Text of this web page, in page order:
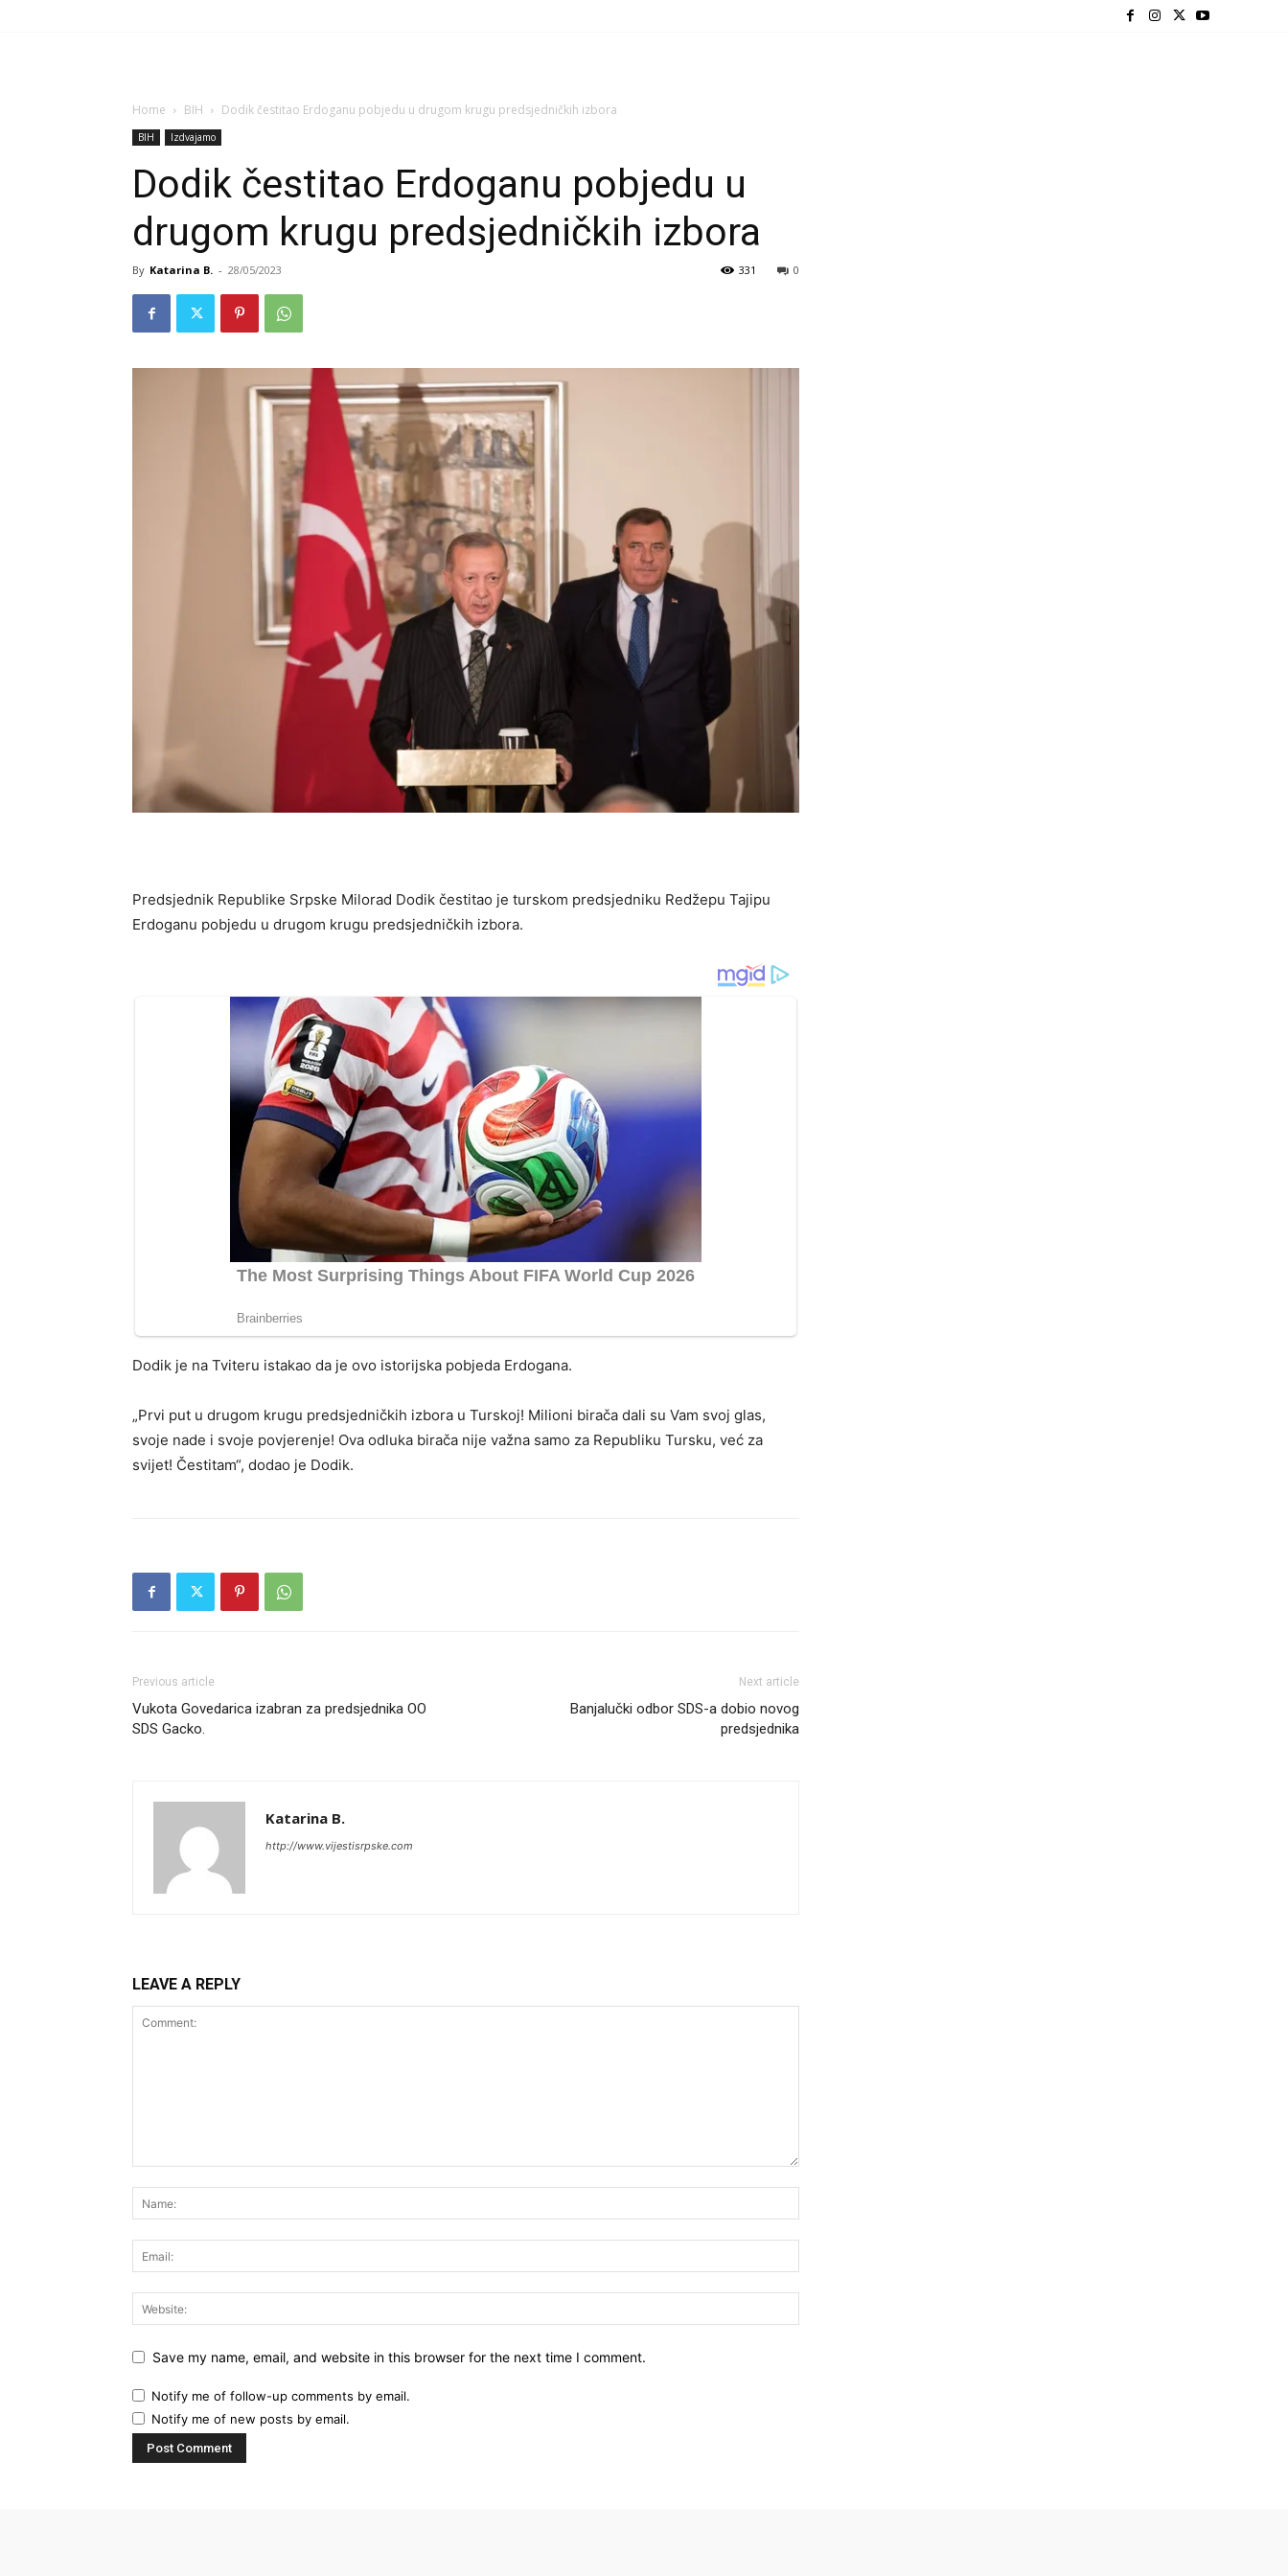
Home BIH Dodik čestitao Erdoganu pobjedu u drugom krugu predsjedničkih izbora
BIH Izdvajamo
Dodik čestitao Erdoganu pobjedu u
drugom krugu predsjedničkih izbora
By Katarina B. - 28/05/2023 0
331
Predsjednik Republike Srpske Milorad Dodik čestitao je turskom predsjedniku Redžepu Tajipu
Erdoganu pobjedu u drugom krugu predsjedničkih izbora.
Dodik je na Tviteru istakao da je ovo istorijska pobjeda Erdogana.
„Prvi put u drugom krugu predsjedničkih izbora u Turskoj! Milioni birača dali su Vam svoj glas,
svoje nade i svoje povjerenje! Ova odluka birača nije važna samo za Republiku Tursku, već za
svijet! Čestitam“, dodao je Dodik.
Previous article
Vukota Govedarica izabran za predsjednika OO
SDS Gacko.
Next article
Banjalučki odbor SDS-a dobio novog
predsjednika
Katarina B.
http://www.vijestisrpske.com
LEAVE A REPLY
Save my name, email, and website in this browser for the next time I comment.
Notify me of follow-up comments by email.
Notify me of new posts by email.